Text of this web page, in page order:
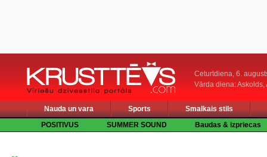
Ceturtdiena, 6.
Vārda diena: Askolds,
Nauda un vara Sports
Smalkais stils
POSITIVUS
SUMMER SOUND Baudas & izpriecas